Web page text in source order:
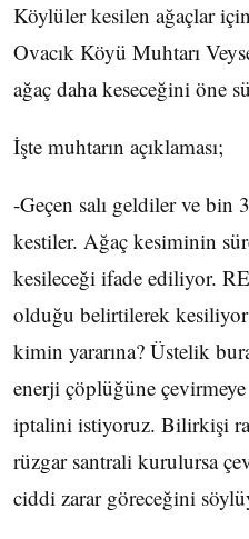
Köylüler kesilen ağaçlar
Ovacık Köyü Muhtarı
ağaç daha keseceğini öne
İşte muhtarın açıklaması;
-Geçen salı geldiler ve bin
kestiler. Ağaç kesiminin
kesileceği ifade ediliyor.
olduğu belirtilerek
kimin yararına? Üstelik
enerji çöplüğüne çevirmeye
iptalini istiyoruz. Bilirkişi
rüzgar santrali kurulursa
ciddi zarar göreceğini